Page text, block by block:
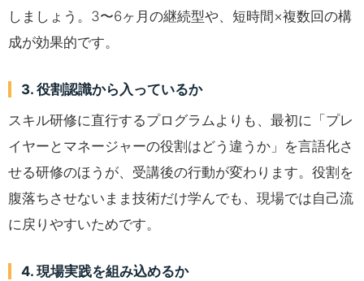
しましょう。3〜6ヶ月の継続型や、短時間×複数回の構
成が効果的です。
3. 役割認識から入っているか
スキル研修に直行するプログラムよりも、最初に「プレ
イヤーとマネージャーの役割はどう違うか」を言語化さ
せる研修のほうが、受講後の行動が変わります。役割を
腹落ちさせないまま技術だけ学んでも、現場では自己流
に戻りやすいためです。
4. 現場実践を組み込めるか